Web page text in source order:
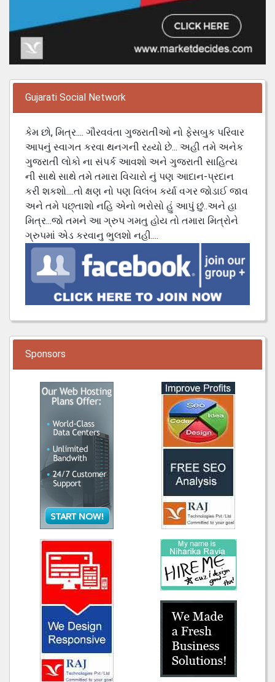
Gujarati Social Network
કેમ છો, મિત્ર.... ગૌરવવંતા ગુજરાતીઓ નો ફેસબુક પરિવાર
આપનું સ્વાગત કરવા થનગની રહ્યો છે... અહી તમે અનેક
ગુજરાતી લોકો ના સંપર્ક આવશો અને ગુજરાતી સાહિત્ય
ની સાથે સાથે તમે તમારા વિચારો નું પણ આદાન-પ્રદાન
કરી શકશો....તો ક્ષણ નો પણ વિલંબ કર્યા વગર જોડાઈ જાવ
અને તમે પછ્તાશો નહિ એનો ભરોસો હું આપું છું..અને હા
મિત્ર...જો તમને આ ગ્રુપ ગમતુ હોય તો તમારા મિત્રોને
ગ્રુપમાં એડ કરવાનુ ભુલશો નહી....
Sponsors